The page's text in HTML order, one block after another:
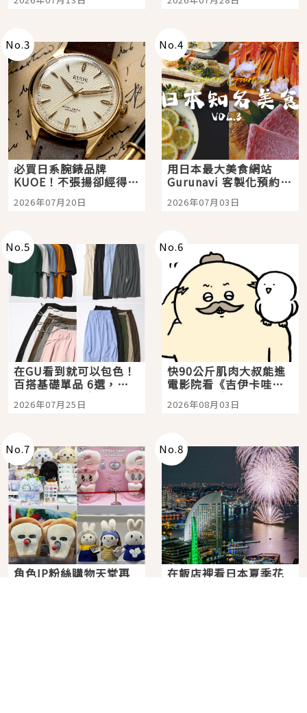
購物、美食及夜景，一
No.3
必買日系腕錶品牌
KUOE！不張揚卻經得起
時間洗鍊的經典之作五
選
2026年07月20日
No.4
用日本最大美食網站
Gurunavi 客製化預約九
大都市餐廳，打造專屬
美食體驗！
2026年07月03日
No.5
在GU看到就可以包色！
百搭基礎單品 6選，閉
眼全收也不心疼
2026年07月25日
No.6
快90公斤肌肉大叔能進
電影院看《吉伊卡哇》
嗎？日本重金屬樂團
「打首」會長與nagano
2026年08月03日
No.7
角色IP粉絲購物天堂再
No.8
在飯店裡看日本夏季花